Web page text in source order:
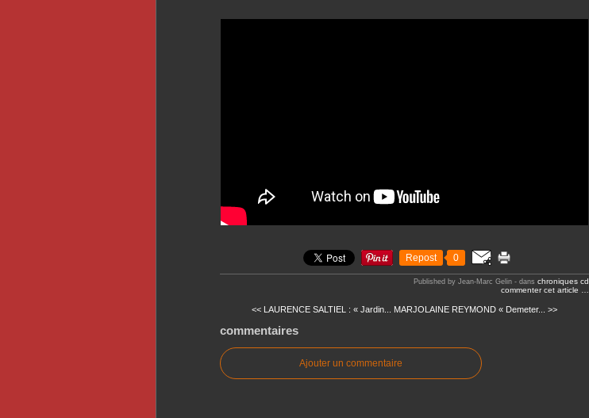
Repost 0
Published by Jean-Marc Gelin - dans chroniques cd
commenter cet article
<< LAURENCE SALTIEL : « Jardin... MARJOLAINE REYMOND « Demeter... >>
commentaires
Ajouter un commentaire